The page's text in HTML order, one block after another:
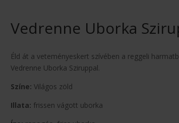
Vedrenne Uborka
Éld át a veteményeskert szívében a reggeli
Vedrenne Uborka Sziruppal.
Színe: Világos zöld
Illata: frissen vágott uborka